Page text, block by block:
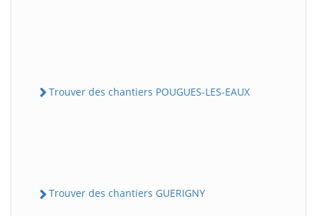
Trouver des chantiers POUGUES-LES-EAUX
Trouver des chantiers GUERIGNY